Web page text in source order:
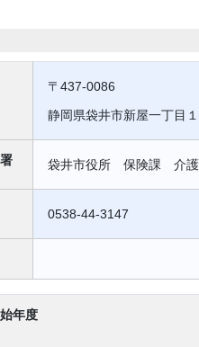
〒437-0086
静岡県袋井市新屋一丁目１
袋井市役所 保険課 介護
0538-44-3147
年度